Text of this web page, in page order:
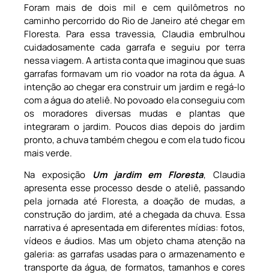
Foram mais de dois mil e cem quilômetros no
caminho percorrido do Rio de Janeiro até chegar em
Floresta. Para essa travessia, Claudia embrulhou
cuidadosamente cada garrafa e seguiu por terra
nessa viagem. A artista conta que imaginou que suas
garrafas formavam um rio voador na rota da água. A
intenção ao chegar era construir um jardim e regá-lo
com a água do ateliê. No povoado ela conseguiu com
os moradores diversas mudas e plantas que
integraram o jardim. Poucos dias depois do jardim
pronto, a chuva também chegou e com ela tudo ficou
mais verde.
Na exposição
Um jardim em Floresta, Claudia
apresenta esse processo desde o ateliê, passando
pela jornada até Floresta, a doação de mudas, a
construção do jardim, até a chegada da chuva. Essa
narrativa é apresentada em diferentes mídias: fotos,
vídeos e áudios. Mas um objeto chama atenção na
galeria: as garrafas usadas para o armazenamento e
transporte da água, de formatos, tamanhos e cores